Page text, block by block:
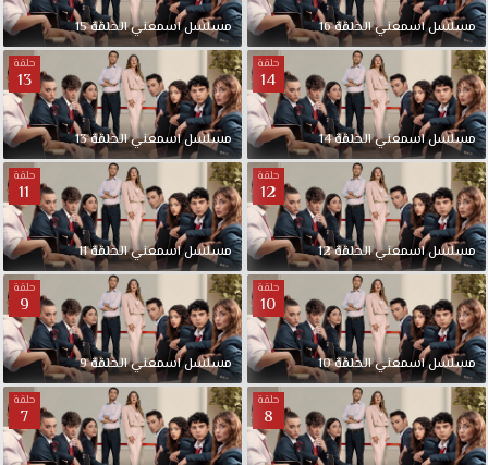
مسلسل اسمعني الحلقة 16 مسلسل اسمعني الحلقة 15
حلقة
14
مسلسل اسمعني الحلقة 14
حلقة
13
مسلسل اسمعني الحلقة 13
حلقة
12
مسلسل اسمعني الحلقة 12
حلقة
11
مسلسل اسمعني الحلقة 11
حلقة
10
مسلسل اسمعني الحلقة 10
حلقة
9
مسلسل اسمعني الحلقة 9
حلقة
8
حلقة
7